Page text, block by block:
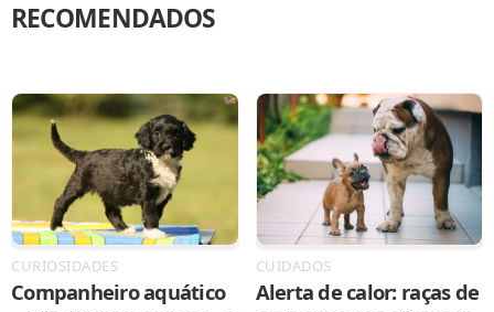
RECOMENDADOS
CURIOSIDADES
Companheiro aquático
CUIDADOS
Alerta de calor: raças de